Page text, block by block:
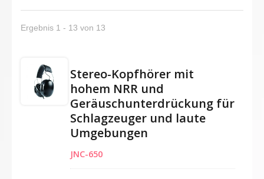
Ergebnis 1 - 13 von 13
Stereo-Kopfhörer mit
hohem NRR und
Geräuschunterdrückung für
Schlagzeuger und laute
Umgebungen
JNC-650